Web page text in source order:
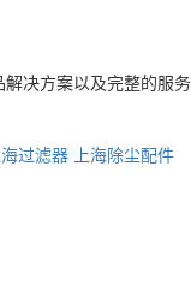
决方案以及完整的服务
海过滤器 上海除尘配件